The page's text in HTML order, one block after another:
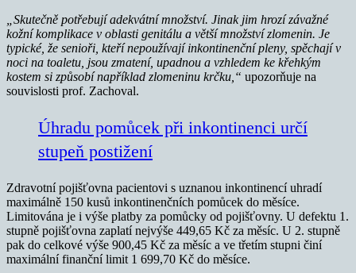
„Skutečně potřebují adekvátní množství. Jinak jim hrozí závažné
kožní komplikace v oblasti genitálu a větší množství zlomenin. Je
typické, že senioři, kteří nepoužívají inkontinenční pleny, spěchají v
noci na toaletu, jsou zmatení, upadnou a vzhledem ke křehkým
kostem si způsobí například zlomeninu krčku,“ upozorňuje na
souvislosti prof. Zachoval.
Úhradu pomůcek při inkontinenci určí
stupeň postižení
Zdravotní pojišťovna pacientovi s uznanou inkontinencí uhradí
maximálně 150 kusů inkontinenčních pomůcek do měsíce.
Limitována je i výše platby za pomůcky od pojišťovny. U defektu 1.
stupně pojišťovna zaplatí nejvýše 449,65 Kč za měsíc. U 2. stupně
pak do celkové výše 900,45 Kč za měsíc a ve třetím stupni činí
maximální finanční limit 1 699,70 Kč do měsíce.